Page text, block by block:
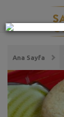
Ana Sayfa